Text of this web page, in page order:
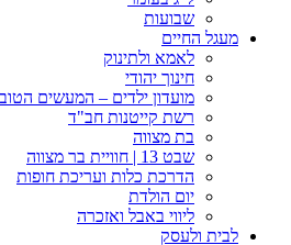
שבועות
מעגל החיים
לאמא ולתינוק
חינוך יהודי
מועדון ילדים – המעשים
רשת קייטנות חב"ד
בת מצווה
שבט 13 | חוויית בר מצווה
הדרכת כלות ועריכת חופות​
יום הולדת
ליווי באבל ואזכרה
לבית ולעסק